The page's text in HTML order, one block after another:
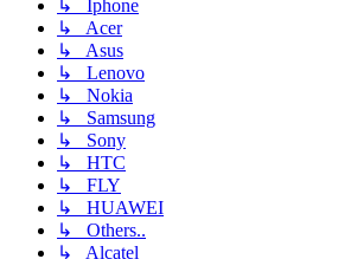
↳ Iphone
↳ Acer
↳ Asus
↳ Lenovo
↳ Nokia
↳ Samsung
↳ Sony
↳ HTC
↳ FLY
↳ HUAWEI
↳ Others..
↳ Alcatel